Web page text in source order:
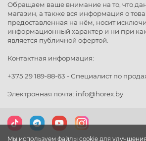
Мы используем файлы cookie для
Обращаем ваше внимание на то, что
магазин, а также вся информация о
предоставленная на нём, носит
информационный характер и ни при
является публичной офертой.
Контактная информация:
+375 29 189-88-63 - Специалист по
Электронная почта: info@horex.by